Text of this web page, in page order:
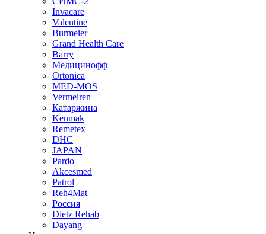
Invacare
Valentine
Burmeier
Grand Health Care
Barry
Медицинофф
Ortonica
MED-MOS
Vermeiren
Катаржина
Kenmak
Remetex
DHC
JAPAN
Pardo
Akcesmed
Patrol
Reh4Mat
Россия
Dietz Rehab
Dayang